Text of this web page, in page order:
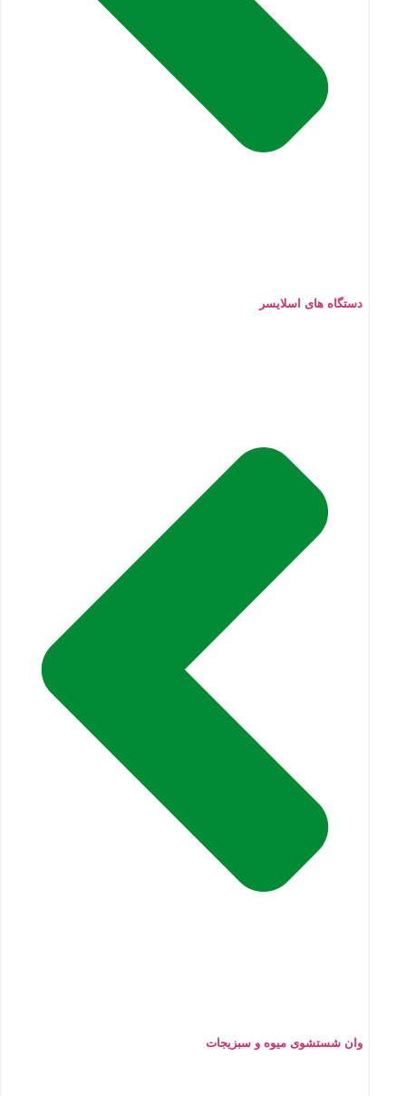
دستگاه های اسلایسر
وان شستشوی میوه و سبزیجات